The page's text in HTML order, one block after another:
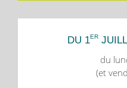
DU 1ER
du
(et